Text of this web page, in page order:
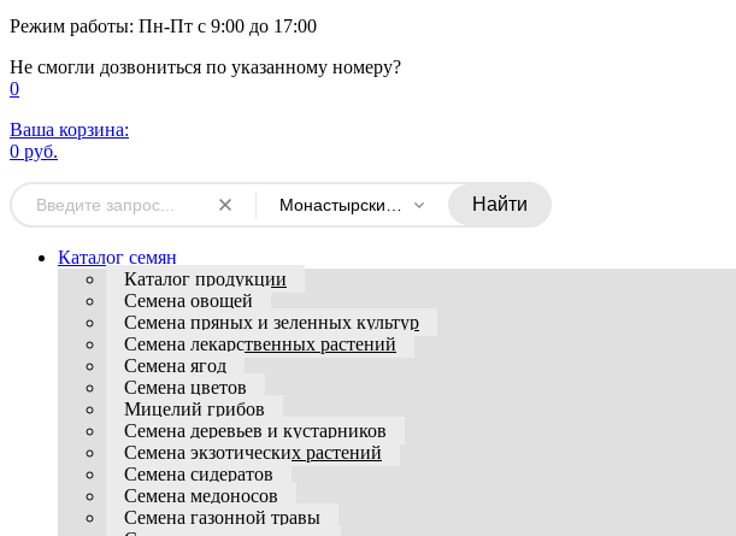
Режим работы: Пн-Пт с 9:00 до 17:00
Не смогли дозвониться по указанному номеру?
0
Ваша корзина:
0 руб.
Монастырский огород Найти
Каталог семян
Каталог продукции
Семена овощей
Семена пряных и зеленных культур
Семена лекарственных растений
Семена ягод
Семена цветов
Мицелий грибов
Семена деревьев и кустарников
Семена экзотических растений
Семена сидератов
Семена медоносов
Семена газонной травы